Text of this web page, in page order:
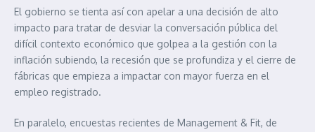
El gobierno se tienta así con apelar a una decisión de alto
impacto para tratar de desviar la conversación pública del
difícil contexto económico que golpea a la gestión con la
inflación subiendo, la recesión que se profundiza y el cierre de
fábricas que empieza a impactar con mayor fuerza en el
empleo registrado.
En paralelo, encuestas recientes de Management & Fit, de